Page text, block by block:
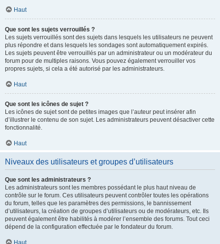
Haut
Que sont les sujets verrouillés ?
Les sujets verrouillés sont des sujets dans lesquels les utilisateurs ne peuvent
plus répondre et dans lesquels les sondages sont automatiquement expirés.
Les sujets peuvent être verrouillés par un administrateur ou un modérateur du
forum pour de multiples raisons. Vous pouvez également verrouiller vos
propres sujets, si cela a été autorisé par les administrateurs.
Haut
Que sont les icônes de sujet ?
Les icônes de sujet sont de petites images que l’auteur peut insérer afin
d’illustrer le contenu de son sujet. Les administrateurs peuvent désactiver cette
fonctionnalité.
Haut
Niveaux des utilisateurs et groupes d’utilisateurs
Que sont les administrateurs ?
Les administrateurs sont les membres possédant le plus haut niveau de
contrôle sur le forum. Ces utilisateurs peuvent contrôler toutes les opérations
du forum, telles que les paramètres des permissions, le bannissement
d’utilisateurs, la création de groupes d’utilisateurs ou de modérateurs, etc. Ils
peuvent également être habilités à modérer l’ensemble des forums. Tout ceci
dépend de la configuration effectuée par le fondateur du forum.
Haut